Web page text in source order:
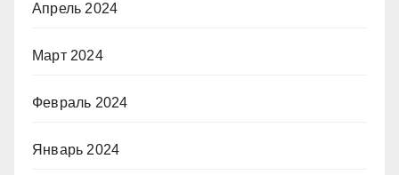
Апрель 2024
Март 2024
Февраль 2024
Январь 2024